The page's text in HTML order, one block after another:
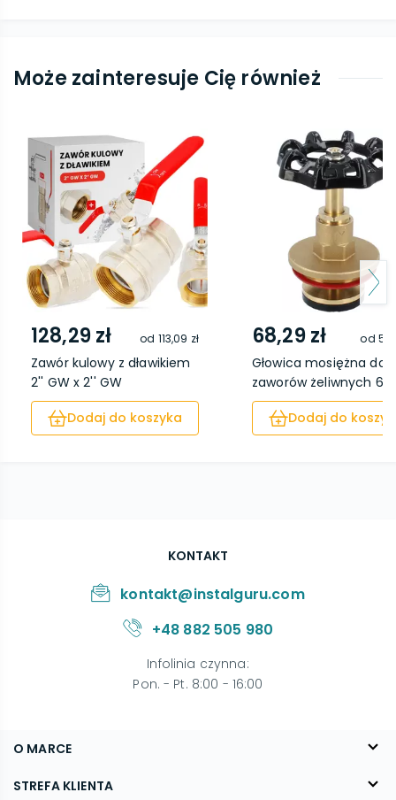
Może zainteresuje Cię również
128,29 zł od 113,09 zł
Zawór kulowy z dławikiem
2'' GW x 2'' GW
Dodaj do koszyka
68,29 zł od
Głowica mosiężna do
zaworów żeliwnych 6/
Dodaj do
O MARCE
O nas
STREFA KLIENTA
KONTAKT
kontakt@instalguru.com
+48 882 505 980
Infolinia czynna:
Pon. - Pt. 8:00 - 16:00